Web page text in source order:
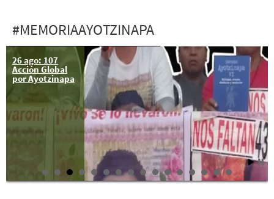
#MEMORIAAYOTZINAPA
26 ago: 107
Acción Global
por Ayotzinapa
Ayotzinapa:
Grupo de
Expertos de la
CIDH presenta
avances de la
segunda parte
de su mandato